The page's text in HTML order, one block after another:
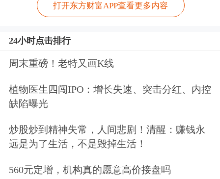
打开东方财富APP查看更多内容
24小时点击排行
周末重磅！老特又画K线
植物医生四闯IPO：增长失速、突击分红、内控
缺陷曝光
炒股炒到精神失常，人间悲剧！清醒：赚钱永
远是为了生活，不是毁掉生活！
560元定增，机构真的愿意高价接盘吗